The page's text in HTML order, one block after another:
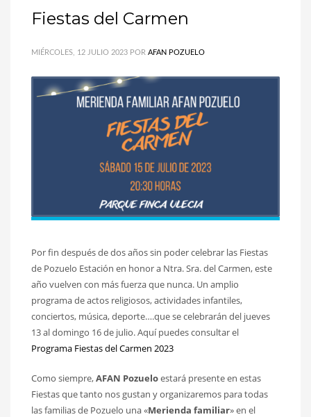
Fiestas del Carmen
MIÉRCOLES, 12 JULIO 2023 POR AFAN POZUELO
Por fin después de dos años sin poder celebrar las Fiestas
de Pozuelo Estación en honor a Ntra. Sra. del Carmen, este
año vuelven con más fuerza que nunca. Un amplio
programa de actos religiosos, actividades infantiles,
conciertos, música, deporte….que se celebrarán del jueves
13 al domingo 16 de julio. Aquí puedes consultar el
Programa Fiestas del Carmen 2023
Como siempre,AFAN Pozueloestará presente en estas
Fiestas que tanto nos gustan y organizaremos para todas
las familias de Pozuelo una «Merienda familiar» en el